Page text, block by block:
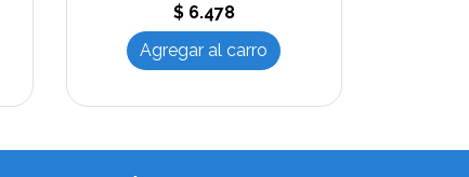
$ 6.478
Agregar al carro